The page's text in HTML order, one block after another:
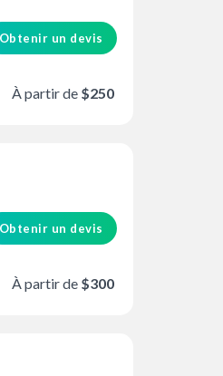
Obtenir un devis
À partir de $250
Obtenir un devis
À partir de $300